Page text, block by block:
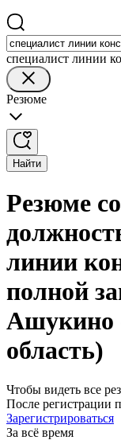
специалист линии
Резюме
Найти
Резюме
линии
полной
Ашукино
область)
Чтобы видеть все
После регистрации
Зарегистрироваться
За всё время